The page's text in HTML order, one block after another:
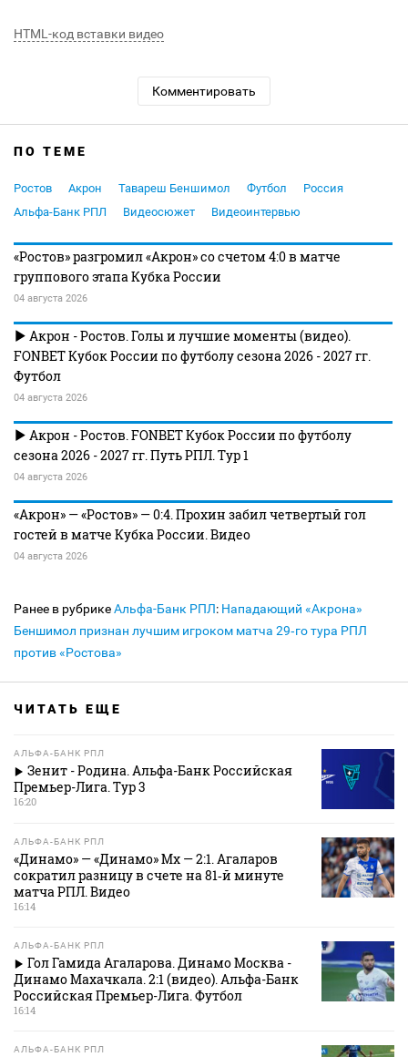
HTML-код вставки видео
Комментировать
ПО ТЕМЕ
Ростов Акрон Тавареш Беншимол Футбол
Россия
Альфа-Банк РПЛ
Видеосюжет Видеоинтервью
«Ростов» разгромил «Акрон» со счетом 4:0 в матче
группового этапа Кубка России
04 августа 2026
Акрон - Ростов. Голы и лучшие моменты (видео).
FONBET Кубок России по футболу сезона 2026 - 2027 гг.
Футбол
04 августа 2026
Акрон - Ростов. FONBET Кубок России по футболу
сезона 2026 - 2027 гг. Путь РПЛ. Тур 1
04 августа 2026
«Акрон» — «Ростов» — 0:4. Прохин забил четвертый гол
гостей в матче Кубка России. Видео
04 августа 2026
Ранее в рубрикеАльфа-Банк РПЛ: Нападающий «Акрона»
Беншимол признан лучшим игроком матча 29‑го тура РПЛ
против «Ростова»
ЧИТАТЬ ЕЩЕ
АЛЬФА-БАНК РПЛ
Зенит - Родина. Альфа-Банк Российская
Премьер-Лига. Тур 3
16:20
АЛЬФА-БАНК РПЛ
«Динамо» — «Динамо» Мх — 2:1. Агаларов
сократил разницу в счете на 81‑й минуте
матча РПЛ. Видео
16:14
АЛЬФА-БАНК РПЛ
Гол Гамида Агаларова. Динамо Москва -
Динамо Махачкала. 2:1 (видео). Альфа-Банк
Российская Премьер-Лига. Футбол
16:14
АЛЬФА-БАНК РПЛ